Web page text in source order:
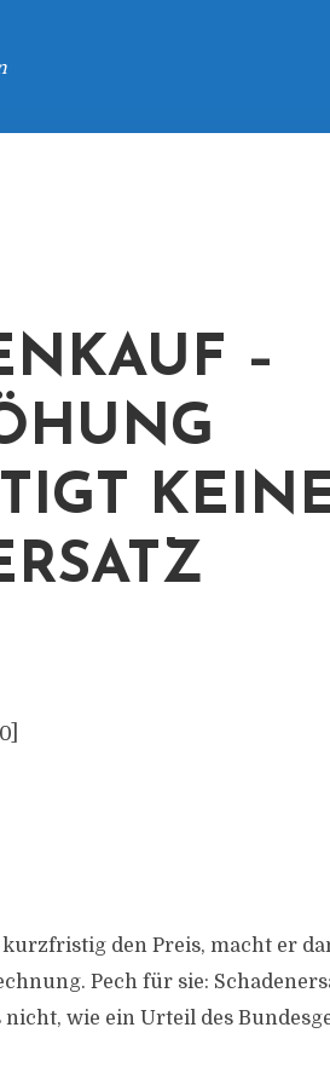
–
0
den Preis, macht er
Pech für sie:
nicht, wie ein Urteil des